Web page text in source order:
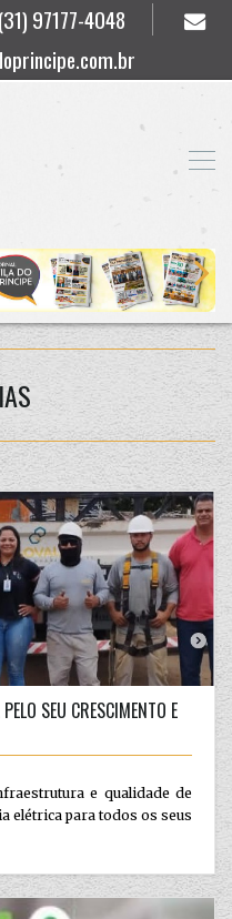
(31) 97177-4048
SEU CRESCIMENTO E
e qualidade de
elétrica para todos os seus